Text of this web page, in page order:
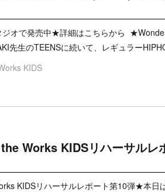
オで発売中★詳細はこちらから
先生のTEENSに続いて、レギュラー
KIDS
the Works KIDSリハーサル
KIDSリハーサルレポート第10弾★本日